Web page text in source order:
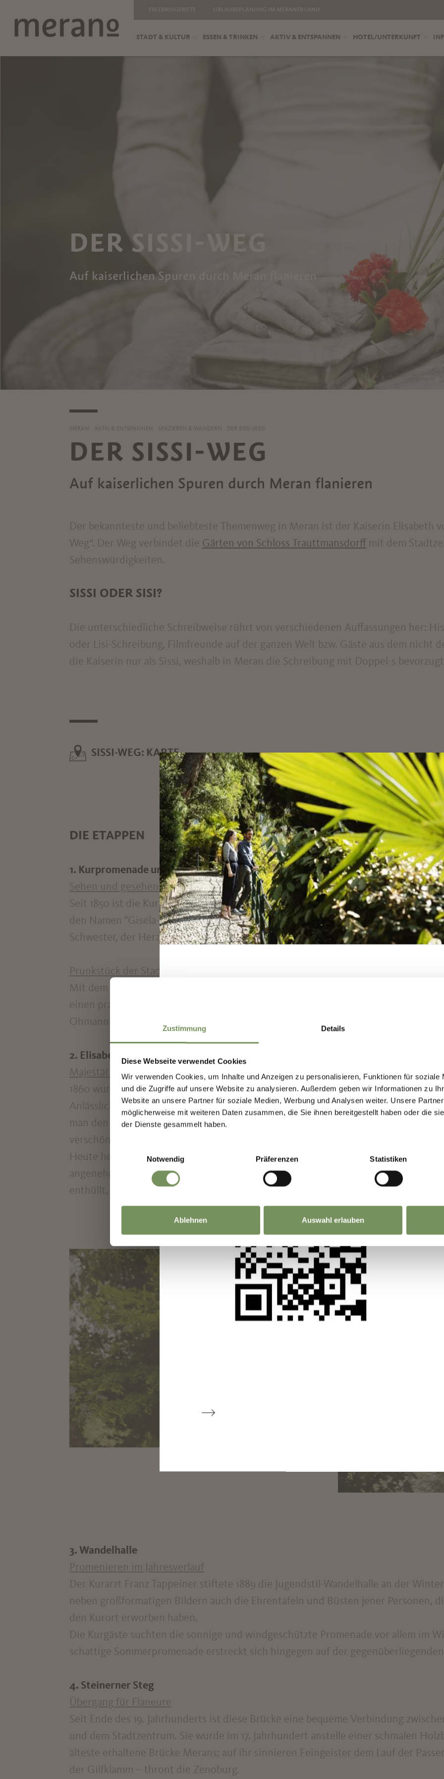
Zustimmung Details
Diese Webseite verwendet Cookies
Wir verwenden Cookies, um Inhalte und Anzeigen zu personalisieren, Funktionen für soziale
und die Zugriffe auf unsere Website zu analysieren. Außerdem geben wir Informationen zu
Website an unsere Partner für soziale Medien, Werbung und Analysen weiter. Unsere
möglicherweise mit weiteren Daten zusammen, die Sie ihnen bereitgestellt haben oder die
der Dienste gesammelt haben.
Notwendig
Präferenzen Statistiken
Ablehnen Auswahl erlauben
STADT & KULTUR ESSEN & TRINKEN AKTIV & ENTSPANNEN HOTEL/UNTERKUNFT
DER SISSI-WEG
Auf kaiserlichen Spuren durch Meran flanieren
MERAN AKTIV & ENTSPANNEN SPAZIEREN & WANDERN DER SISSI-WEG
DER SISSI-WEG
Auf kaiserlichen Spuren durch Meran flanieren
Der bekannteste und beliebteste Themenweg in Meran ist der Kaiserin Elisabeth
Weg“. Der Weg verbindet die Gärten von Schloss Trauttmansdorff mit dem
Sehenswürdigkeiten.
SISSI ODER SISI?
Die unterschiedliche Schreibweise rührt von verschiedenen Auffassungen her:
oder Lisi-Schreibung, Filmfreunde auf der ganzen Welt bzw. Gäste aus dem nicht
die Kaiserin nur als Sissi, weshalb in Meran die Schreibung mit Doppel-s
SISSI-WEG: KARTE
DIE ETAPPEN
1. Kurpromenade und Kurhaus
Sehen und gesehen werden
Seit 1850 ist die Kurpromenade die touristische Lebensader von Meran. Bis 1918
den Namen "Gisela-Promenade". Kaiserin Sissi war beinahe täglich mit ihrer
Schwester, der Herzogin Sophie von Alençon, in den Kuranlagen zu sehen.
Prunkstück der Stadt
Mit dem 1874 eröffneten Kurhaus hatte Meran eine neue Attraktion. 1914 wurde
einen prachtvollen Jugendstilbau nach Plänen des bekannten Wiener
Ohmann hatte unter anderem die Hofburg in Wien geplant.
2. Elisabeth Park
Majestätisches Lustwandeln
1860 wurde hier mit der Pflanzung von Zedern, Kiefern und Linden sowie der
Anlässlich des Besuchs des österreichischen Kaiserhofs und zu Ehren der
man den Park 1870 "Marie-Valerie-Anlage". In den Folgejahren wurde er mit
verschönert.
Heute heißt er "Elisabeth Park" und ist Teil der Sommerpromenade. An
angenehme Frische. Die Marmorstatue der Kaiserin stammt vom Wiener Künstler
enthüllt.
3. Wandelhalle
Promenieren im Jahresverlauf
Der Kurarzt Franz Tappeiner stiftete 1889 die Jugendstil-Wandelhalle an der
neben großformatigen Bildern auch die Ehrentafeln und Büsten jener Personen,
den Kurort erworben haben.
Die Kurgäste suchten die sonnige und windgeschützte Promenade vor allem im
schattige Sommerpromenade erstreckt sich hingegen auf der gegenüberliegenden
4. Steinerner Steg
Übergang für Flaneure
Seit Ende des 19. Jahrhunderts ist diese Brücke eine bequeme Verbindung
und dem Stadtzentrum. Sie wurde im 17. Jahrhundert anstelle einer schmalen
älteste erhaltene Brücke Merans; auf ihr sinnieren Feingeister dem Lauf der
der Gilfklamm – thront die Zenoburg.
GESTALTEN —
GEMEINSAM.
MERANS ZUKUNFT GESTALTEN —
GEMEINSAM.